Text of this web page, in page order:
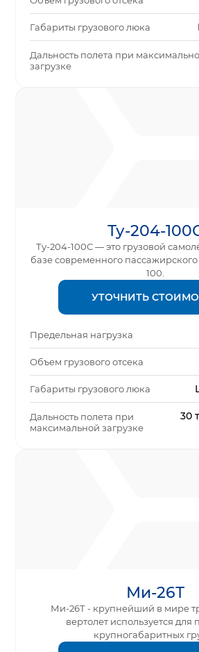
Габариты грузового люка
Дальность полета при
загрузке
Ту-204-
Ту-204-100С — это грузовой
базе современного
100.
УТОЧНИТЬ
Предельная нагрузка
Объем грузового отсека
Габариты грузового люка
Дальность полета при
максимальной загрузке
30
Ми-26Т
Ми-26Т - крупнейший в мире
вертолет используется для
крупногабаритных